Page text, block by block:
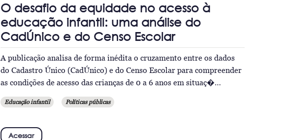
O desafio da equidade no acesso à
educação infantil: uma análise do
CadÚnico e do Censo Escolar
A publicação analisa de forma inédita o cruzamento entre os dados
do Cadastro Único (CadÚnico) e do Censo Escolar para compreender
as condições de acesso das crianças de 0 a 6 anos em situaç�…
Educação infantil Políticas públicas
Acessar